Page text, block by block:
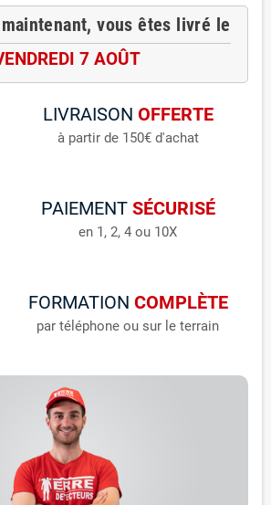
vous êtes livré le
7 AOÛT
LIVRAISON OFFERTE
à partir de 150€ d'achat
PAIEMENT SÉCURISÉ
en 1, 2, 4 ou 10X
FORMATION COMPLÈTE
par téléphone ou sur le terrain